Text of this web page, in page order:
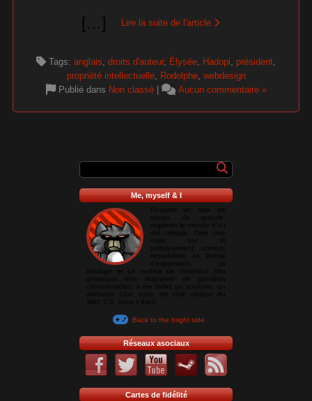
[…] Lire la suite de l'article
Tags: anglais, droits d'auteur, Élysée, Hadopi, président,
propriété intellectuelle, Rodolphe, webdesign
Publié dans Non classé| Aucun commentaire »
Me, myself & I
Pousser un max de
croix sur le
d'expression, ça
contestataires, il me fallait un exutoire, un
Back to the bright side
Réseaux asociaux
Cartes de fidélité